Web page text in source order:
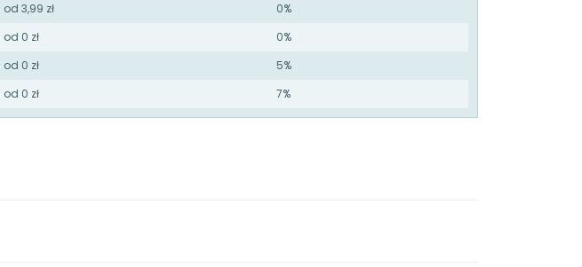
od 3,99 zł
0%
od 0 zł
0%
od 0 zł
5%
od 0 zł 7%